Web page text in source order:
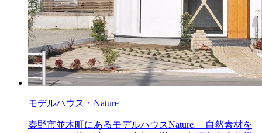
モデルハウス・Nature
秦野市並木町にあるモデルハウスNature。 自然素材を